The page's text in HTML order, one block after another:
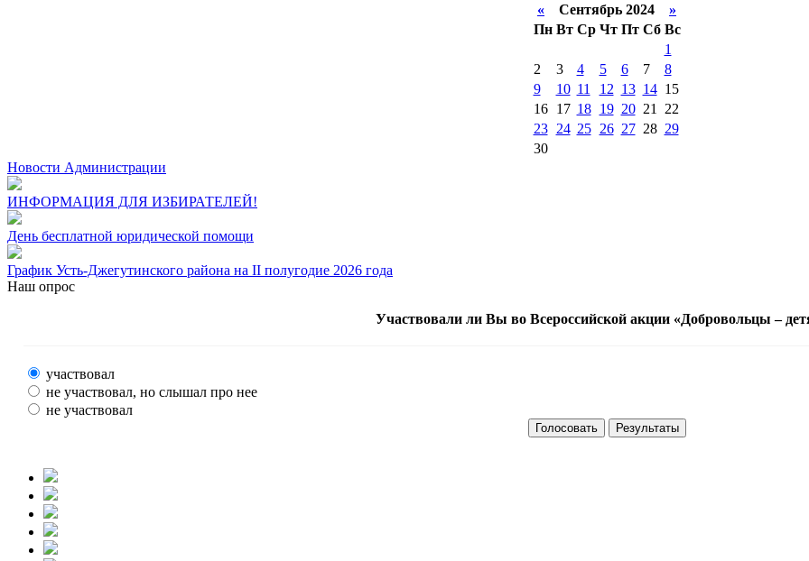
« Сентябрь 2024 »
Пн Вт Ср Чт Пт Сб Вс
1
2
3 4 5 6 7
8
9
10 11 12 13 14 15
16
17 18 19 20 21
22
23
24 25 26 27 28 29
30
Новости Администрации
ИНФОРМАЦИЯ ДЛЯ ИЗБИРАТЕЛЕЙ!
День бесплатной юридической помощи
График Усть-Джегутинского района на II полугодие 2026 года
Наш опрос
Участвовали ли Вы во Всероссийской акции «Добровольцы –
участвовал
не участвовал, но слышал про нее
не участвовал